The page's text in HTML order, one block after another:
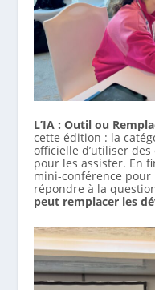
L’IA : Outil ou
cette édition : la
officielle d’utiliser
pour les assister. En
mini-conférence
répondre à la
peut remplacer les